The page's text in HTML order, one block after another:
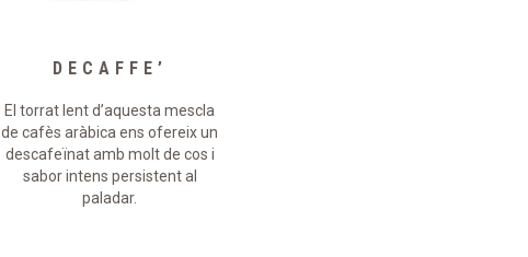
DECAFFE’
El torrat lent d’aquesta mescla
de cafès aràbica ens ofereix un
descafeïnat amb molt de cos i
sabor intens persistent al
paladar.